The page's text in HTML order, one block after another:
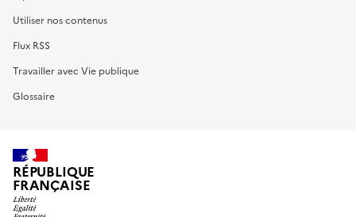
Utiliser nos contenus
Flux RSS
Travailler avec Vie publique
Glossaire
RÉPUBLIQUE
FRANÇAISE